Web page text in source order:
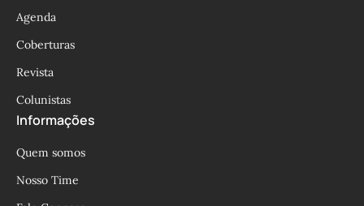
Agenda
Coberturas
Revista
Colunistas
Informações
Quem somos
Nosso Time